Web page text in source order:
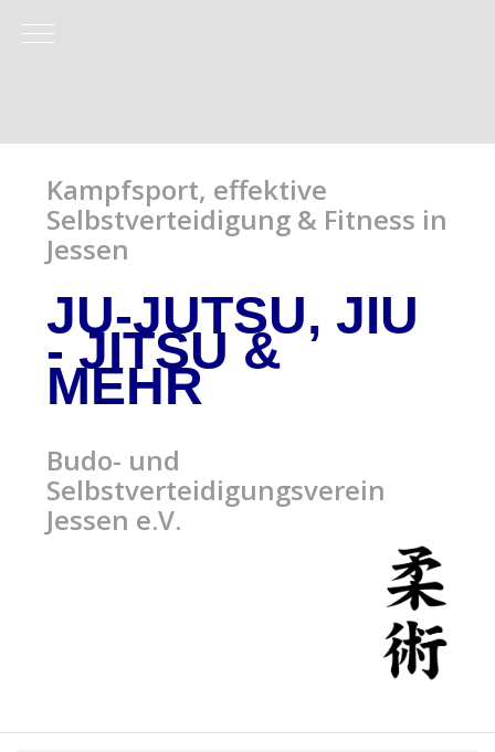
Mobile Menu Toggle
Kampfsport, effektive
Selbstverteidigung & Fitness in
Jessen
JU-JUTSU, JIU
- JITSU&
MEHR
Budo- und
Selbstverteidigungsverein
Jessen e.V.